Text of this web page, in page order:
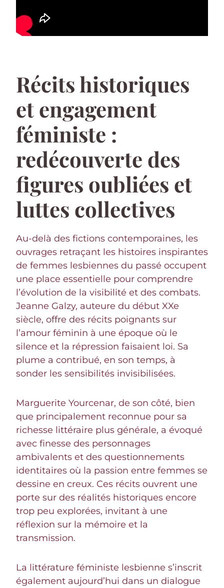
Récits historiques
et engagement
féministe :
redécouverte des
figures oubliées et
luttes collectives
Au-delà des fictions contemporaines, les
ouvrages retraçant les histoires inspirantes
de femmes lesbiennes du passé occupent
une place essentielle pour comprendre
l’évolution de la visibilité et des combats.
Jeanne Galzy, auteure du début XXe
siècle, offre des récits poignants sur
l’amour féminin à une époque où le
silence et la répression faisaient loi. Sa
plume a contribué, en son temps, à
sonder les sensibilités invisibilisées.
Marguerite Yourcenar, de son côté, bien
que principalement reconnue pour sa
richesse littéraire plus générale, a évoqué
avec finesse des personnages
ambivalents et des questionnements
identitaires où la passion entre femmes se
dessine en creux. Ces récits ouvrent une
porte sur des réalités historiques encore
trop peu explorées, invitant à une
réflexion sur la mémoire et la
transmission.
La littérature féministe lesbienne s’inscrit
également aujourd’hui dans un dialogue